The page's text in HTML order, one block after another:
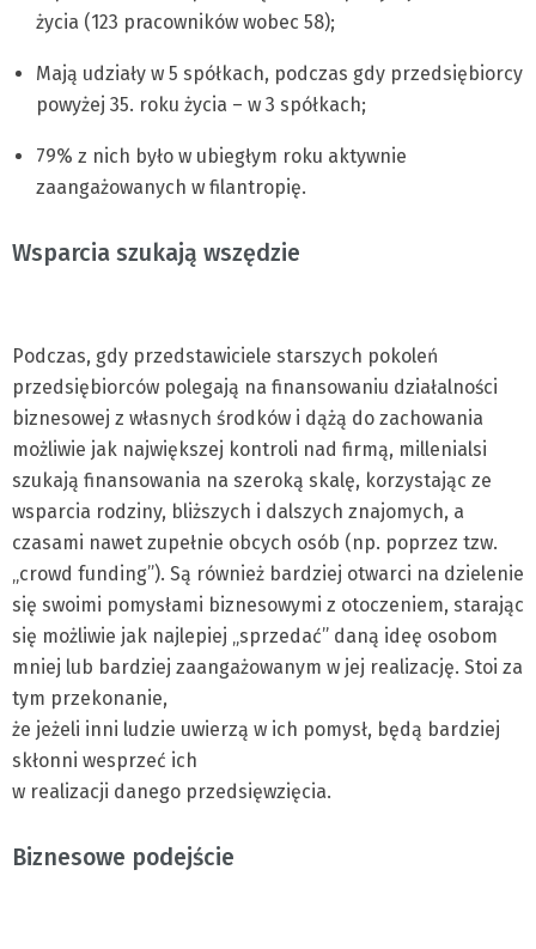
życia (123 pracowników wobec 58);
Mają udziały w 5 spółkach, podczas gdy przedsiębiorcy
powyżej 35. roku życia – w 3 spółkach;
79% z nich było w ubiegłym roku aktywnie
zaangażowanych w filantropię.
Wsparcia szukają wszędzie
Podczas, gdy przedstawiciele starszych pokoleń
przedsiębiorców polegają na finansowaniu działalności
biznesowej z własnych środków i dążą do zachowania
możliwie jak największej kontroli nad firmą, millenialsi
szukają finansowania na szeroką skalę, korzystając ze
wsparcia rodziny, bliższych i dalszych znajomych, a
czasami nawet zupełnie obcych osób (np. poprzez tzw.
„crowd funding”). Są również bardziej otwarci na dzielenie
się swoimi pomysłami biznesowymi z otoczeniem, starając
się możliwie jak najlepiej „sprzedać” daną ideę osobom
mniej lub bardziej zaangażowanym w jej realizację. Stoi za
tym przekonanie,
że jeżeli inni ludzie uwierzą w ich pomysł, będą bardziej
skłonni wesprzeć ich
w realizacji danego przedsięwzięcia.
Biznesowe podejście